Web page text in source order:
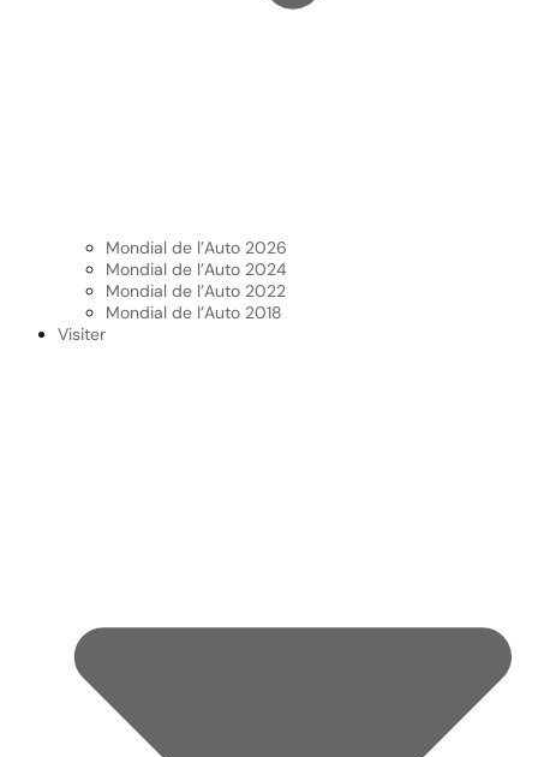
Mondial de l’Auto 2026
Mondial de l’Auto 2024
Mondial de l’Auto 2022
Mondial de l’Auto 2018
Visiter